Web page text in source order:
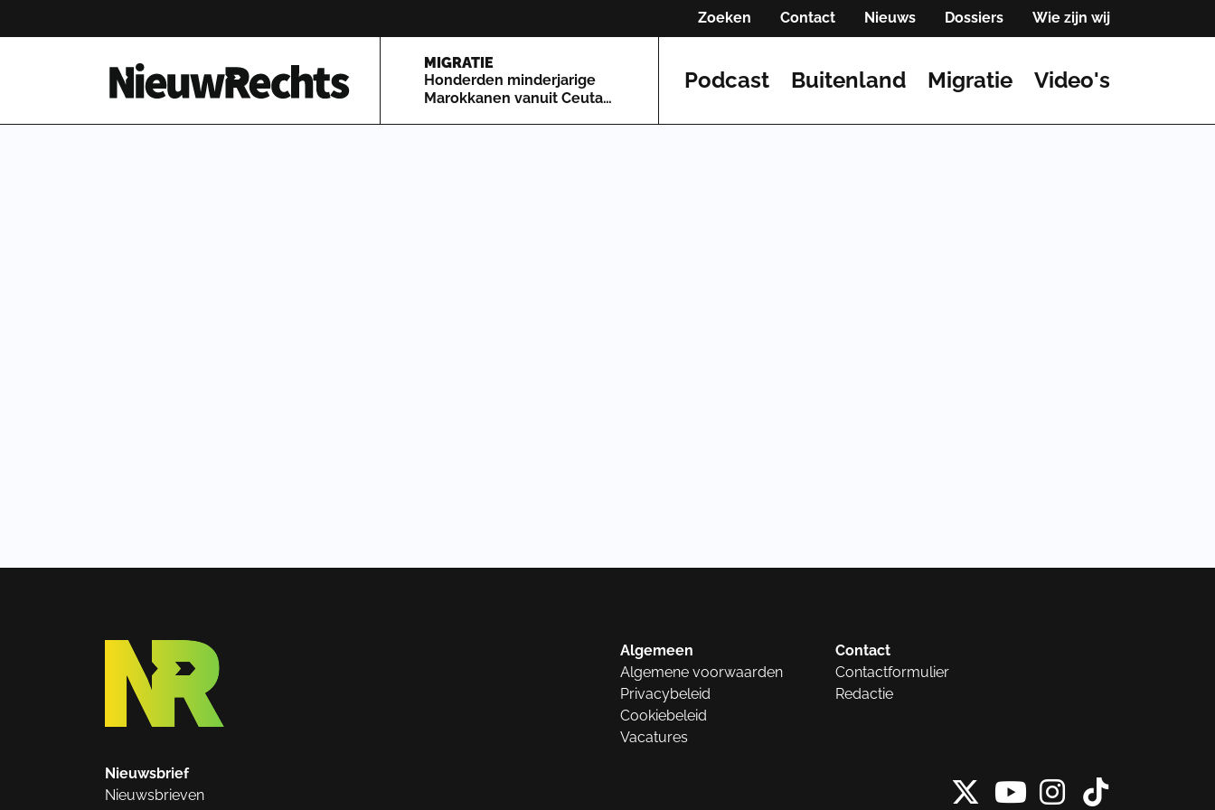
Zoeken Contact Nieuws Dossiers Wie zijn wij
Homepage van NieuwRechts
MIGRATIE
Honderden minderjarige
Marokkanen vanuit Ceuta
Podcast Buitenland Migratie Video's
Algemeen
Algemene voorwaarden
Privacybeleid
Cookiebeleid
Vacatures
Contact
Contactformulier
Redactie
Nieuwsbrief
Nieuwsbrieven
X vanInstagram
Tiktok